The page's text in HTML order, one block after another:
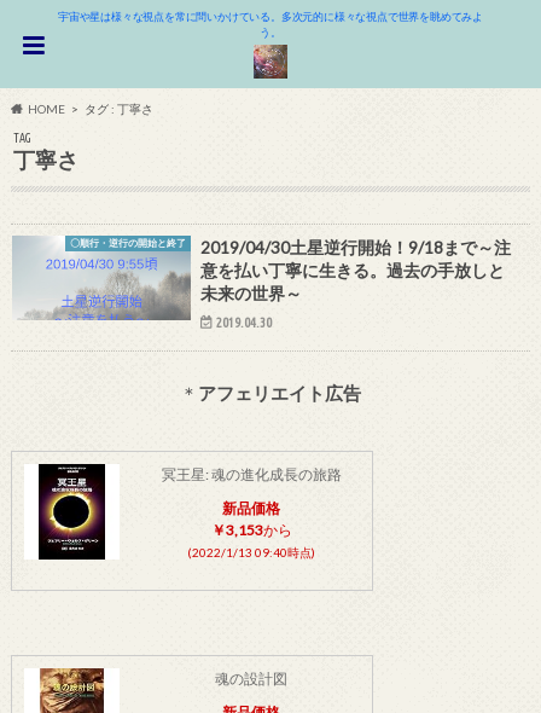
宇宙や星は様々な視点を常に問いかけている。多次元的に様々な視点で世界を眺めてみよ
う。
HOME タグ : 丁寧さ
TAG
丁寧さ
〇順行・逆行の開始と終了
2019/04/30土星逆行開始！9/18まで～注
意を払い丁寧に生きる。過去の手放しと
未来の世界～
2019.04.30
＊ アフェリエイト広告
冥王星: 魂の進化成長の旅路
新品価格
￥3,153から
(2022/1/13 09:40時点)
魂の設計図